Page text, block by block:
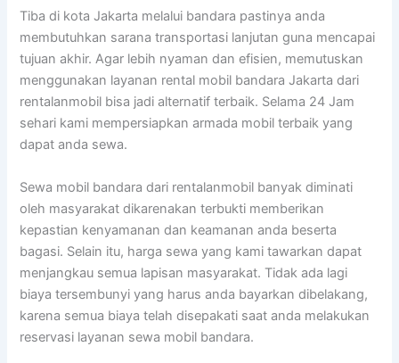
Tiba di kota Jakarta melalui bandara pastinya anda
membutuhkan sarana transportasi lanjutan guna mencapai
tujuan akhir. Agar lebih nyaman dan efisien, memutuskan
menggunakan layanan rental mobil bandara Jakarta dari
rentalanmobil bisa jadi alternatif terbaik. Selama 24 Jam
sehari kami mempersiapkan armada mobil terbaik yang
dapat anda sewa.
Sewa mobil bandara dari rentalanmobil banyak diminati
oleh masyarakat dikarenakan terbukti memberikan
kepastian kenyamanan dan keamanan anda beserta
bagasi. Selain itu, harga sewa yang kami tawarkan dapat
menjangkau semua lapisan masyarakat. Tidak ada lagi
biaya tersembunyi yang harus anda bayarkan dibelakang,
karena semua biaya telah disepakati saat anda melakukan
reservasi layanan sewa mobil bandara.